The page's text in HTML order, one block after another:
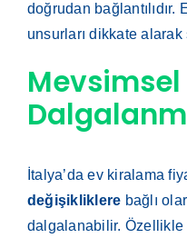
doğrudan bağlantılıdır.
unsurları dikkate alarak
Mevsimsel
İtalya’da ev kiralama
değişikliklere bağlı
dalgalanabilir. Özellikle